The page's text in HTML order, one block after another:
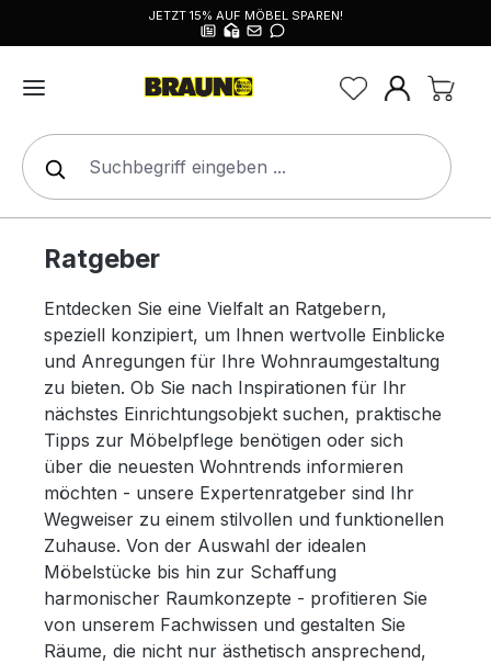
JETZT 15% AUF MÖBEL SPAREN!
Ratgeber
Entdecken Sie eine Vielfalt an Ratgebern,
speziell konzipiert, um Ihnen wertvolle Einblicke
und Anregungen für Ihre Wohnraumgestaltung
zu bieten. Ob Sie nach Inspirationen für Ihr
nächstes Einrichtungsobjekt suchen, praktische
Tipps zur Möbelpflege benötigen oder sich
über die neuesten Wohntrends informieren
möchten - unsere Expertenratgeber sind Ihr
Wegweiser zu einem stilvollen und funktionellen
Zuhause. Von der Auswahl der idealen
Möbelstücke bis hin zur Schaffung
harmonischer Raumkonzepte - profitieren Sie
von unserem Fachwissen und gestalten Sie
Räume, die nicht nur ästhetisch ansprechend,